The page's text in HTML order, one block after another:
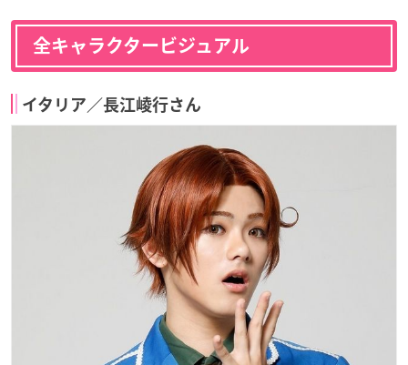
全キャラクタービジュアル
イタリア／長江崚行さん